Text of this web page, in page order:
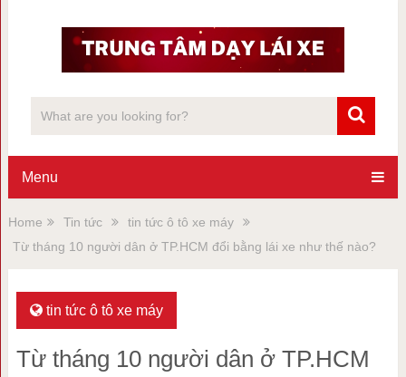
Menu
Home Tin tức
tin tức ô tô xe máy
Từ tháng 10 người dân ở TP.HCM đổi bằng lái xe như thế nào?
tin tức ô tô xe máy
Từ tháng 10 người dân ở TP.HCM